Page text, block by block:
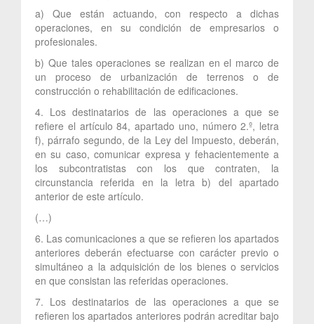
a) Que están actuando, con respecto a dichas
operaciones, en su condición de empresarios o
profesionales.
b) Que tales operaciones se realizan en el marco de
un proceso de urbanización de terrenos o de
construcción o rehabilitación de edificaciones.
4. Los destinatarios de las operaciones a que se
refiere el artículo 84, apartado uno, número 2.º, letra
f), párrafo segundo, de la Ley del Impuesto, deberán,
en su caso, comunicar expresa y fehacientemente a
los subcontratistas con los que contraten, la
circunstancia referida en la letra b) del apartado
anterior de este artículo.
(…)
6. Las comunicaciones a que se refieren los apartados
anteriores deberán efectuarse con carácter previo o
simultáneo a la adquisición de los bienes o servicios
en que consistan las referidas operaciones.
7. Los destinatarios de las operaciones a que se
refieren los apartados anteriores podrán acreditar bajo